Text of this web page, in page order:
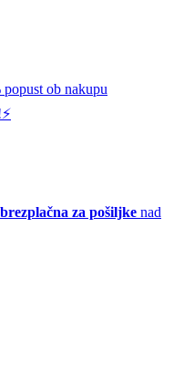
ob nakupu
za pošiljke nad